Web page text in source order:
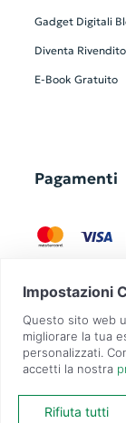
Gadget Digitali
Diventa
E-Book Gratuito
Pagamenti
GadgetZilla è un
i